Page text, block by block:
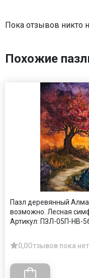
Пока отзывов никто
Похожие
Пазл деревянный
возможно. Лесная
Артикул: ПЗЛ-05П-НВ-
0,0Отзывов пока нет